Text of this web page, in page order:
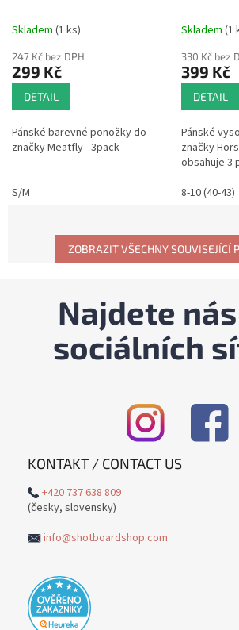
Skladem (1 ks)
247 Kč bez DPH
299 Kč
DETAIL
Pánské barevné ponožky do
značky Meatfly - 3pack
S/M
Skladem (1
330 Kč bez
399 Kč
DETAIL
Pánské
značky
obsahuje 3
8-10 (40-43)
ZOBRAZIT VŠECHNY SOUVISEJÍCÍ
Najdete
sociálních
KONTAKT / CONTACT US
+420 737 638 809
(česky, slovensky)
info@shotboardshop.com